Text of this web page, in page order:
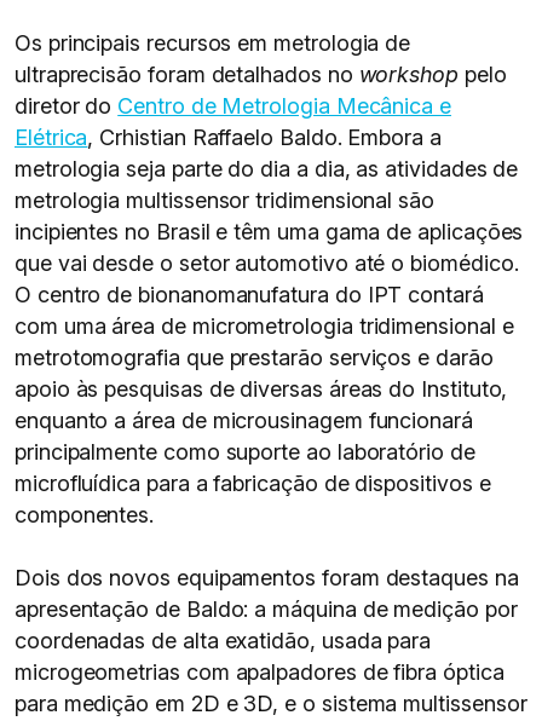
Os principais recursos em metrologia de
ultraprecisão foram detalhados no workshop pelo
diretor do Centro de Metrologia Mecânica e
Elétrica, Crhistian Raffaelo Baldo. Embora a
metrologia seja parte do dia a dia, as atividades de
metrologia multissensor tridimensional são
incipientes no Brasil e têm uma gama de aplicações
que vai desde o setor automotivo até o biomédico.
O centro de bionanomanufatura do IPT contará
com uma área de micrometrologia tridimensional e
metrotomografia que prestarão serviços e darão
apoio às pesquisas de diversas áreas do Instituto,
enquanto a área de microusinagem funcionará
principalmente como suporte ao laboratório de
microfluídica para a fabricação de dispositivos e
componentes.
Dois dos novos equipamentos foram destaques na
apresentação de Baldo: a máquina de medição por
coordenadas de alta exatidão, usada para
microgeometrias com apalpadores de fibra óptica
para medição em 2D e 3D, e o sistema multissensor